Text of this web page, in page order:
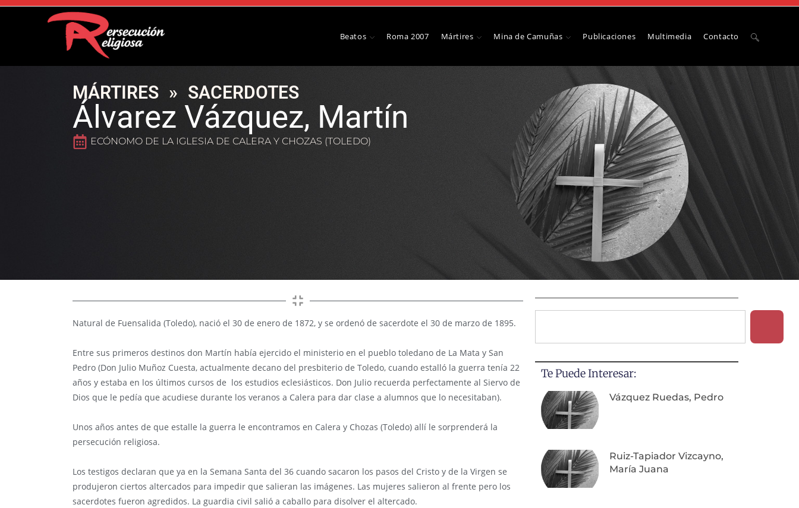
Beatos Roma 2007 Mártires Mina de Camuñas Publicaciones Multimedia Contacto
MÁRTIRES » SACERDOTES
Álvarez Vázquez, Martín
ECÓNOMO DE LA IGLESIA DE CALERA Y CHOZAS (TOLEDO)
Natural de Fuensalida (Toledo), nació el 30 de enero de 1872, y se ordenó de sacerdote el 30 de marzo de 1895.
Entre sus primeros destinos don Martín había ejercido el ministerio en el pueblo toledano de La Mata y San
Pedro (Don Julio Muñoz Cuesta, actualmente decano del presbiterio de Toledo, cuando estalló la guerra tenía 22
años y estaba en los últimos cursos de los estudios eclesiásticos. Don Julio recuerda perfectamente al Siervo de
Dios que le pedía que acudiese durante los veranos a Calera para dar clase a alumnos que lo necesitaban).
Unos años antes de que estalle la guerra le encontramos en Calera y Chozas (Toledo) allí le sorprenderá la
persecución religiosa.
Los testigos declaran que ya en la Semana Santa del 36 cuando sacaron los pasos del Cristo y de la Virgen se
produjeron ciertos altercados para impedir que salieran las imágenes. Las mujeres salieron al frente pero los
sacerdotes fueron agredidos. La guardia civil salió a caballo para disolver el altercado.
Te Puede Interesar:
Vázquez Ruedas, Pedro
Ruiz-Tapiador Vizcayno,
María Juana